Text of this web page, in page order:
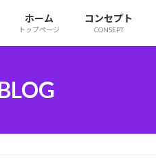
ホーム
トップページ
コンセプト
CONSEPT